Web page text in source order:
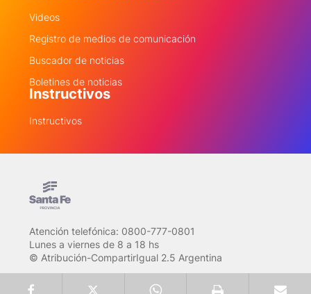
Videos
Registro de medios de comunicación
Buscador de noticias
Boletines de noticias
Instructivos
Instructivos
Atención telefónica: 0800-777-0801
Lunes a viernes de 8 a 18 hs
© Atribución-CompartirIgual 2.5 Argentina